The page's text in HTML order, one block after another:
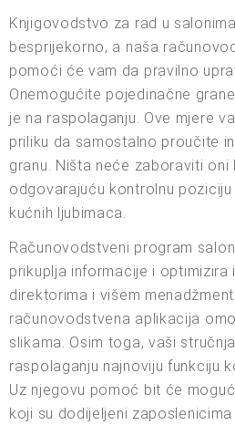
Knjigovodstvo za rad u
besprijekorno, a naša
pomoći će vam da pravilno
Onemogućite pojedinačne
je na raspolaganju. Ove mjere
priliku da samostalno proučite
granu. Ništa neće zaboraviti oni
odgovarajuću kontrolnu poziciju
kućnih ljubimaca.
Računovodstveni program
prikuplja informacije i optimizira
direktorima i višem
računovodstvena aplikacija
slikama. Osim toga, vaši
raspolaganju najnoviju funkciju
Uz njegovu pomoć bit će
koji su dodijeljeni zaposlenicima